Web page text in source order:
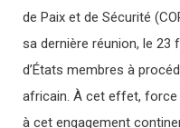
de Paix et de Sécurité
sa dernière réunion, le 23
d’États membres à
africain. À cet effet,
à cet engagement